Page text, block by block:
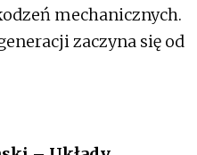
mechanicznych.
zaczyna się od